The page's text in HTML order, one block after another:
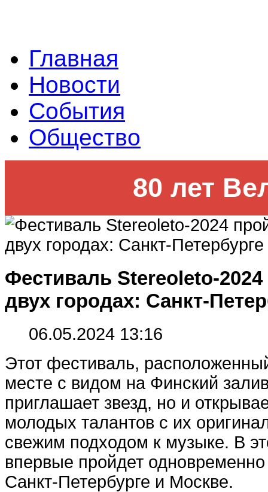
Главная
Новости
События
Общество
80 лет
Фестиваль Stereoleto-
двух городах: Санкт-
06.05.2024 13:16
Этот фестиваль,
месте с видом на Финский
приглашает звезд, но и
молодых талантов с их
свежим подходом к музыке. В
впервые пройдет
Санкт-Петербурге и Москве.